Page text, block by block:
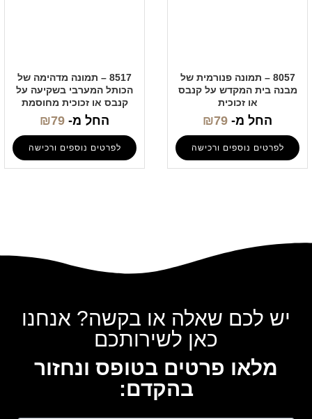
8057 – תמונה פנורמית של
מבנה בית המקדש על קנבס
או זכוכית
החל מ- ₪79
לפרטים נוספים ורכישה
8517 – תמונה מדהימה של
הכותל המערבי בשקיעה על
קנבס או זכוכית מחוסמת
החל מ- ₪79
לפרטים נוספים ורכישה
יש לכם שאלה או בקשה? אנחנו
כאן לשירותכם
מלאו פרטים בטופס ונחזור
בהקדם: